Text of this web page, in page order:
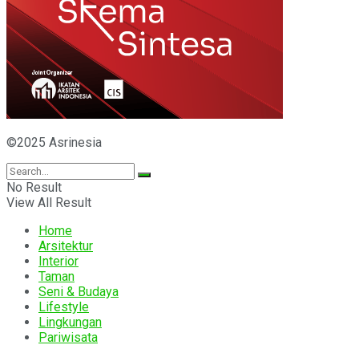
©2025 Asrinesia
No Result
View All Result
Home
Arsitektur
Interior
Taman
Seni & Budaya
Lifestyle
Lingkungan
Pariwisata